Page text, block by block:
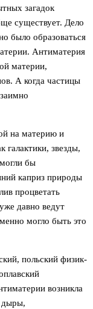
загадок
существует. Дело
было образоваться
Антиматерия
материи,
А когда частицы
на материю и
галактики, звезды,
бы
каприз природы
процветать
давно ведут
могло быть это
польский физик-
возникла
дыры,